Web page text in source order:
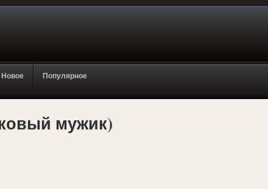
Новое Популярное
мужик)